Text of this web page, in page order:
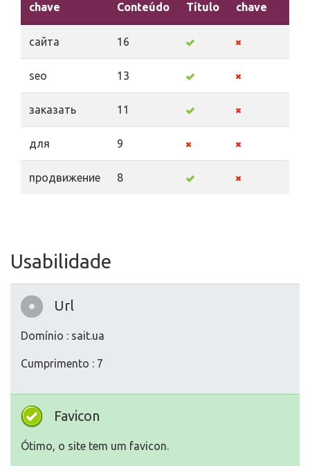
chave
Conteúdo Título
chave
сайта 16
seo 13
заказать 11
для 9
продвижение 8
Usabilidade
Url
Domínio : sait.ua
Cumprimento : 7
Favicon
Ótimo, o site tem um favicon.